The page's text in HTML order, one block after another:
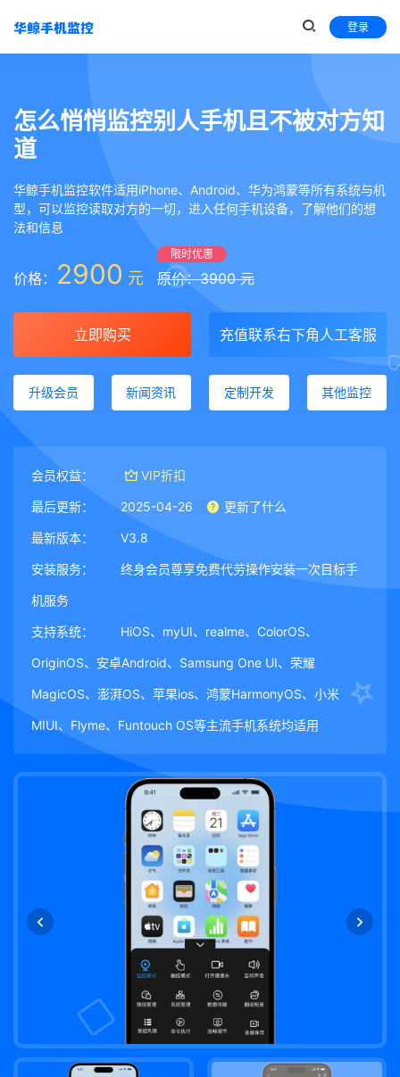
登录
怎么悄悄监控别人手机且不被对方知
道
华鲸手机监控软件适用iPhone、Android、华为鸿蒙等所有系统与机
型，可以监控读取对方的一切，进入任何手机设备，了解他们的想
法和信息
价格： 2900 元
限时优惠
原价：3900 元
立即购买 充值联系右下角人工客服
升级会员 新闻资讯 定制开发 其他监控
会员权益： VIP折扣
最后更新： 2025-04-26 更新了什么
最新版本： V3.8
安装服务： 终身会员尊享免费代劳操作安装一次目标手
机服务
支持系统： HiOS、myUI、realme、ColorOS、
OriginOS、安卓Android、Samsung One UI、荣耀
MagicOS、澎湃OS、苹果ios、鸿蒙HarmonyOS、小米
MIUI、Flyme、Funtouch OS等主流手机系统均适用